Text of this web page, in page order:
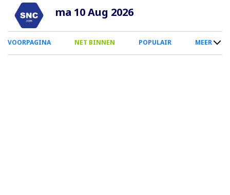
Overslaan
naar
inhoud
ma 10 Aug 2026
0
Smartphone
VOORPAGINA NET BINNEN POPULAIR MEER